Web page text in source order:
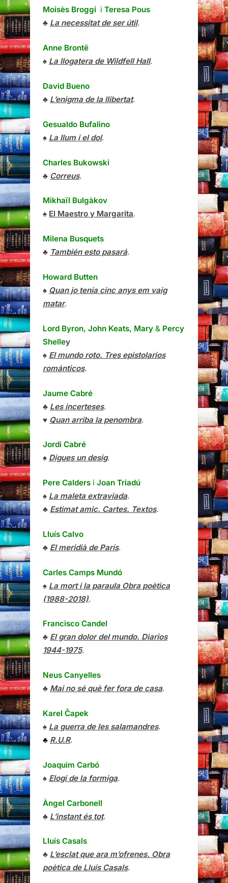
Moisès Broggi i Teresa Pous
♣ La necessitat de ser útil.
Anne Brontë
♠ La llogatera de Wildfell Hall.
David Bueno
♣ L’enigma de la llibertat.
Gesualdo Bufalino
♠ La llum i el dol.
Charles Bukowski
♣ Correus.
Mikhaïl Bulgàkov
♠ El Maestro y Margarita.
Milena Busquets
♣ También esto pasará.
Howard Butten
♠ Quan jo tenia cinc anys em vaig
matar.
Lord Byron, John Keats, Mary & Percy
Shelley
♠ El mundo roto. Tres epistolarios
románticos.
Jaume Cabré
♣ Les incerteses.
♥ Quan arriba la penombra.
Jordi Cabré
♠ Digues un desig.
Pere Calders i Joan Triadú
♠ La maleta extraviada.
♣ Estimat amic. Cartes. Textos.
Lluís Calvo
♣ El meridià de París.
Carles Camps Mundó
♠ La mort i la paraula Obra poètica
(1988-2018).
Francisco Candel
♣ El gran dolor del mundo. Diarios
1944-1975.
Neus Canyelles
♣ Mai no sé què fer fora de casa.
Karel Čapek
♠ La guerra de les salamandres.
♣ R.U.R.
Joaquim Carbó
♠ Elogi de la formiga.
Àngel Carbonell
♣ L’instant és tot.
Lluís Casals
♣ L’esclat que ara m’ofrenes. Obra
poètica de Lluís Casals.